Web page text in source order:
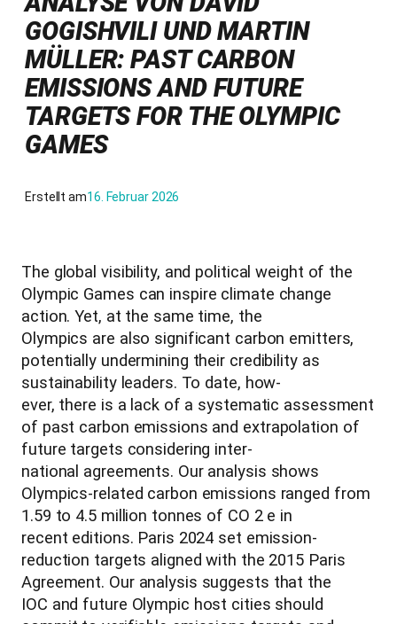
GOGISHVILI UND MARTIN
MÜLLER: PAST CARBON
EMISSIONS AND FUTURE
TARGETS FOR THE OLYMPIC
GAMES
Erstellt am16. Februar 2026
The global visibility, and political weight of the
Olympic Games can inspire climate change
action. Yet, at the same time, the
Olympics are also significant carbon emitters,
potentially undermining their credibility as
sustainability leaders. To date, how-
ever, there is a lack of a systematic assessment
of past carbon emissions and extrapolation of
future targets considering inter-
national agreements. Our analysis shows
Olympics-related carbon emissions ranged from
1.59 to 4.5 million tonnes of CO 2 e in
recent editions. Paris 2024 set emission-
reduction targets aligned with the 2015 Paris
Agreement. Our analysis suggests that the
IOC and future Olympic host cities should